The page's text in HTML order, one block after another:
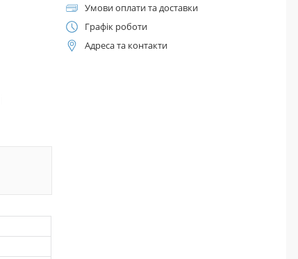
Умови оплати та доставки
Графік роботи
Адреса та контакти